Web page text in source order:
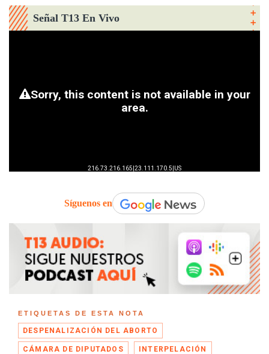
Señal T13 En Vivo
Síguenos en
ETIQUETAS DE ESTA NOTA
DESPENALIZACIÓN DEL ABORTO
CÁMARA DE DIPUTADOS INTERPELACIÓN